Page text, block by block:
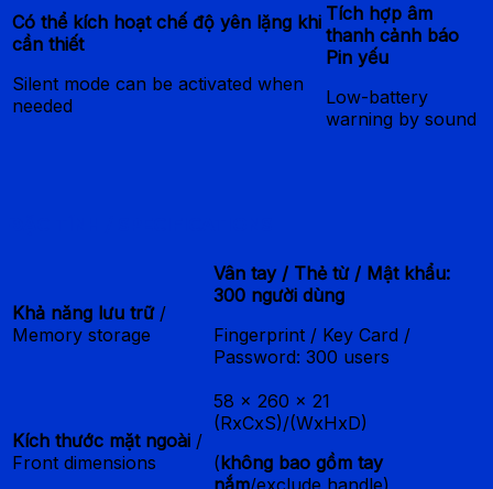
Có thể kích hoạt chế độ yên lặng khi
cần thiết
Silent mode can be activated when
needed
Tích hợp âm
thanh cảnh báo
Pin yếu
Low-battery
warning by sound
Khả năng lưu trữ/
Memory storage
Vân tay / Thẻ từ / Mật khẩu:
300 người dùng
Fingerprint / Key Card /
Password: 300 users
Kích thước mặt ngoài /
Front dimensions
58 x 260 x 21
(RxCxS)/(WxHxD)
(không bao gồm tay
nắm/exclude handle)